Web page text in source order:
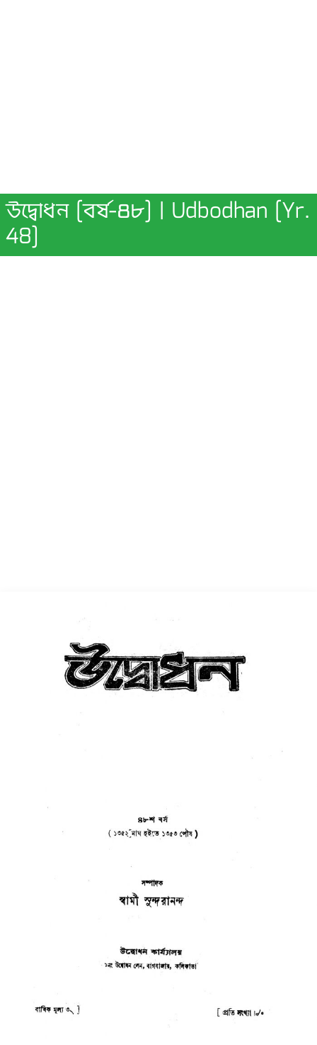
উদ্বোধন [বর্ষ-৪৮] | Udbodhan [Yr.
48]